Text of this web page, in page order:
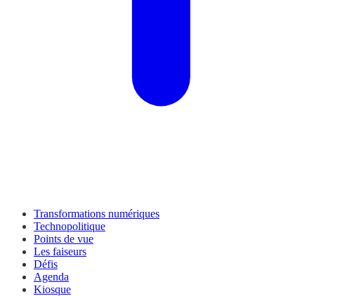
Transformations numériques
Technopolitique
Points de vue
Les faiseurs
Défis
Agenda
Kiosque